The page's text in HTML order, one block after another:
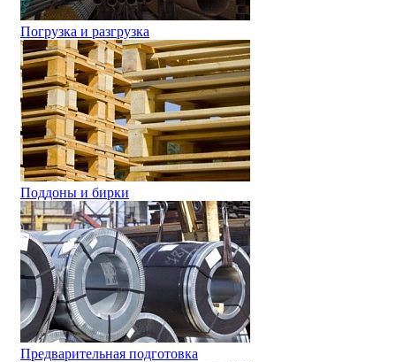
Погрузка и разгрузка
Поддоны и бирки
Предварительная подготовка